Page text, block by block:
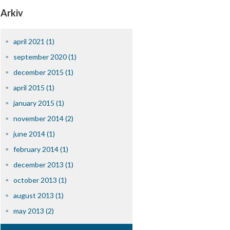
Arkiv
april 2021 (1)
september 2020 (1)
december 2015 (1)
april 2015 (1)
january 2015 (1)
november 2014 (2)
june 2014 (1)
february 2014 (1)
december 2013 (1)
october 2013 (1)
august 2013 (1)
may 2013 (2)